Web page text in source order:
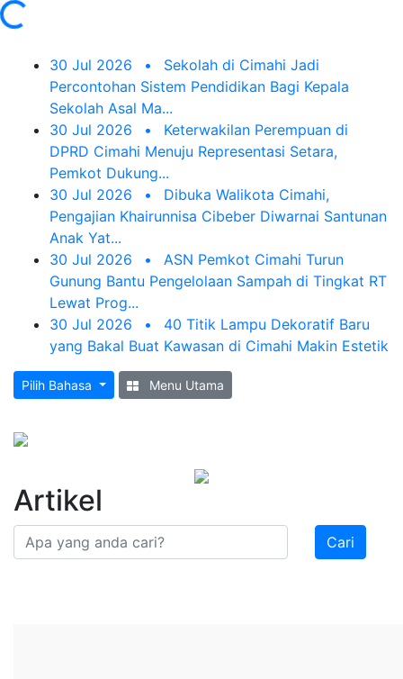
30 Jul 2026 •
Sekolah di Cimahi Jadi
Percontohan Sistem Pendidikan Bagi Kepala
Sekolah Asal Ma...
30 Jul 2026
•
Keterwakilan Perempuan di
DPRD Cimahi Menuju Representasi Setara,
Pemkot Dukung...
30 Jul 2026
•
Dibuka Walikota Cimahi,
Pengajian Khairunnisa Cibeber Diwarnai Santunan
Anak Yat...
30 Jul 2026
•
ASN Pemkot Cimahi Turun
Gunung Bantu Pengelolaan Sampah di Tingkat RT
Lewat Prog...
30 Jul 2026
•
40 Titik Lampu Dekoratif Baru
yang Bakal Buat Kawasan di Cimahi Makin Estetik
Pilih Bahasa Menu Utama
Artikel
Cari